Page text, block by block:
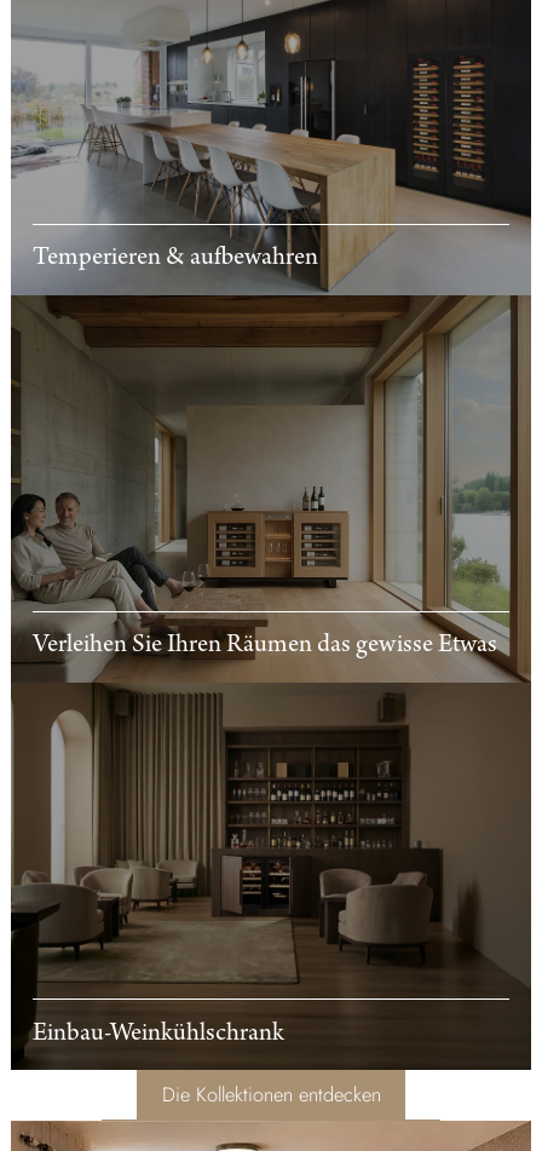
Temperieren & aufbewahren
Verleihen Sie Ihren Räumen das gewisse Etwas
Einbau-Weinkühlschrank
Die Kollektionen entdecken